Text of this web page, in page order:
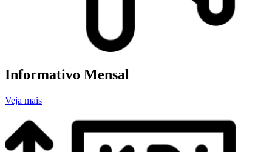
Informativo Mensal
Veja mais